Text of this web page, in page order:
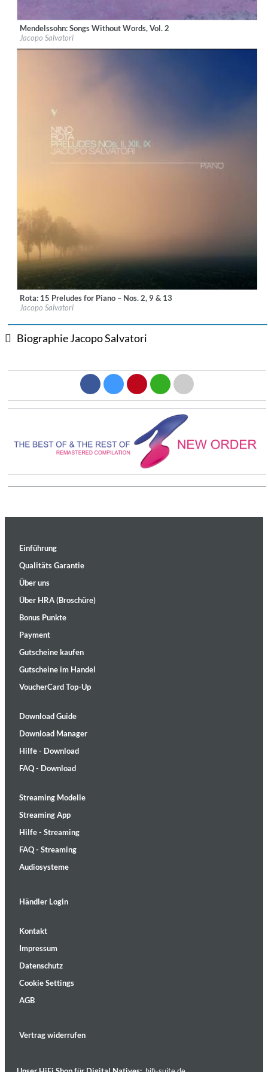
Label:OnClassical
Genre: Classical
$ 14,20
Mendelssohn: Songs Without Words, Vol. 2
Jacopo Salvatori
Label: OnClassical
Genre: Classical
Rota: 15 Preludes for Piano – Nos. 2, 9 & 13
Jacopo Salvatori
Biographie Jacopo Salvatori
Einführung
Qualitäts Garantie
Über uns
Über HRA (Broschüre)
Bonus Punkte
Payment
Gutscheine kaufen
Gutscheine im Handel
VoucherCard Top-Up
Download Guide
Download Manager
Hilfe - Download
FAQ - Download
Streaming Modelle
Streaming App
Hilfe - Streaming
FAQ - Streaming
Audiosysteme
Händler Login
Kontakt
Impressum
Datenschutz
Cookie Settings
AGB
Vertrag widerrufen